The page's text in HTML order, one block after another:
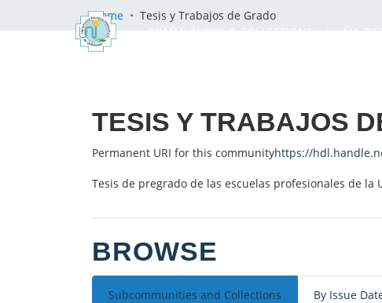
Home Tesis y Trabajos de Grado
TESIS Y TRABAJOS
Permanent URI for this communityhttps://
Tesis de pregrado de las escuelas profesionales de la
BROWSE
Subcommunities and Collections By Issue